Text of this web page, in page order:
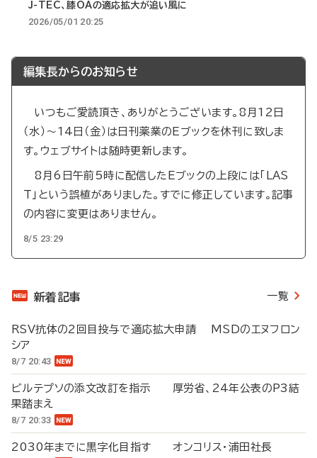
J-TEC、膝OAの適応拡大が追い風に
2026/05/01 20:25
編集長からのお知らせ
いつもご愛読頂き、ありがとうございます。8月12日
（水）～14日（金）は日刊薬業のEブックを休刊に致しま
す。ウェブサイトは随時更新します。
8月6日午前5時に配信したEブックの上段には「LAS
T」という誤植がありました。すでに修正しています。記事
の内容に変更はありません。
8/5 23:29
新着記事 一覧
RSV抗体の2回目投与で適応拡大申請 MSDのエヌフロン
シア
8/7 20:43
ビルテプソの添文改訂を指示 厚労省、24年公表のP3結
果踏まえ
8/7 20:33
2030年までに黒字化目指す オンコリス・浦田社長